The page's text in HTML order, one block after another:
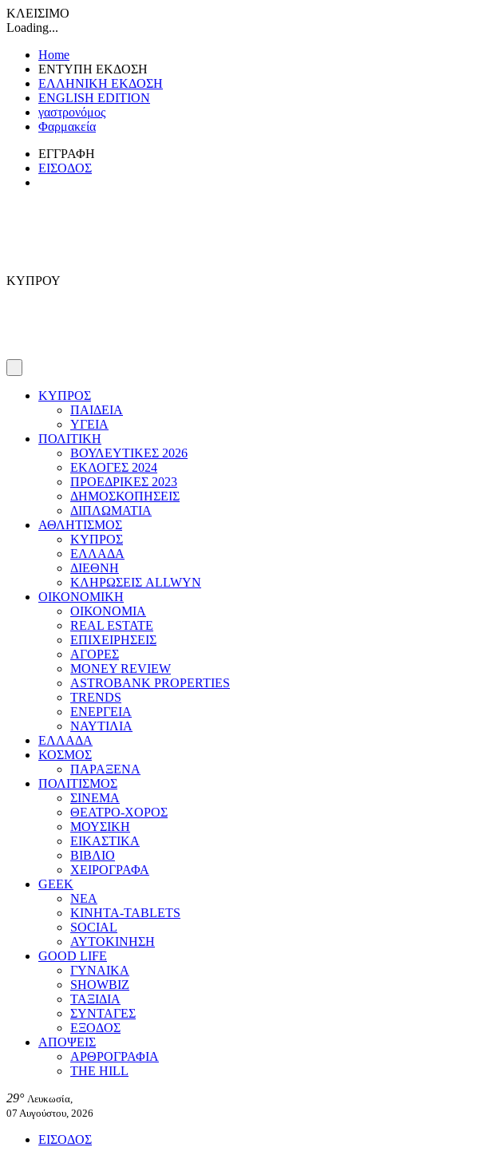
ΚΛΕΙΣΙΜΟ
Loading...
Home
ΕΝΤΥΠΗ ΕΚΔΟΣΗ
ΕΛΛΗΝΙΚΗ ΕΚΔΟΣΗ
ENGLISH EDITION
γαστρονόμος
Φαρμακεία
ΕΓΓΡΑΦΗ
ΕΙΣΟΔΟΣ
ΚΥΠΡΟΥ
ΚΥΠΡΟΣ
ΠΑΙΔΕΙΑ
ΥΓΕΙΑ
ΠΟΛΙΤΙΚΗ
ΒΟΥΛΕΥΤΙΚΕΣ 2026
ΕΚΛΟΓΕΣ 2024
ΠΡΟΕΔΡΙΚΕΣ 2023
ΔΗΜΟΣΚΟΠΗΣΕΙΣ
ΔΙΠΛΩΜΑΤΙΑ
ΑΘΛΗΤΙΣΜΟΣ
ΚΥΠΡΟΣ
ΕΛΛΑΔΑ
ΔΙΕΘΝΗ
ΚΛΗΡΩΣΕΙΣ ALLWYN
ΟΙΚΟΝΟΜΙΚΗ
ΟΙΚΟΝΟΜΙΑ
REAL ESTATE
ΕΠΙΧΕΙΡΗΣΕΙΣ
ΑΓΟΡΕΣ
MONEY REVIEW
ASTROBANK PROPERTIES
TRENDS
ΕΝΕΡΓΕΙΑ
ΝΑΥΤΙΛΙΑ
ΕΛΛΑΔΑ
ΚΟΣΜΟΣ
ΠΑΡΑΞΕΝΑ
ΠΟΛΙΤΙΣΜΟΣ
ΣΙΝΕΜΑ
ΘΕΑΤΡΟ-ΧΟΡΟΣ
ΜΟΥΣΙΚΗ
ΕΙΚΑΣΤΙΚΑ
ΒΙΒΛΙΟ
ΧΕΙΡΟΓΡΑΦΑ
GEEK
ΝΕΑ
ΚΙΝΗΤΑ-TABLETS
SOCIAL
ΑΥΤΟΚΙΝΗΣΗ
GOOD LIFE
ΓΥΝΑΙΚΑ
SHOWBIZ
ΤΑΞΙΔΙΑ
ΣΥΝΤΑΓΕΣ
ΕΞΟΔΟΣ
ΑΠΟΨΕΙΣ
ΑΡΘΡΟΓΡΑΦΙΑ
THE HILL
29° Λευκωσία,
07 Αυγούστου, 2026
ΕΙΣΟΔΟΣ